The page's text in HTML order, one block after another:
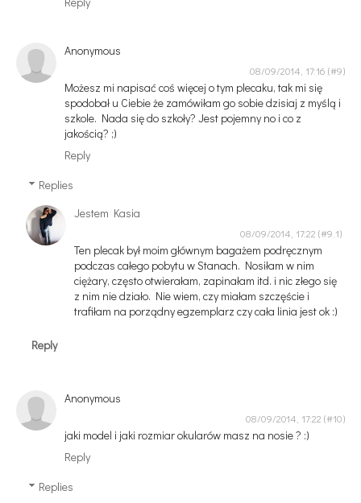
Anonymous
08/09/2014, 17:16
Możesz mi napisać coś więcej o tym plecaku, tak mi się
spodobał u Ciebie że zamówiłam go sobie dzisiaj z myślą i
szkole. Nada się do szkoły? Jest pojemny no i co z
jakością? ;)
Reply
Replies
Jestem Kasia
08/09/2014, 17:22
Ten plecak był moim głównym bagażem podręcznym
podczas całego pobytu w Stanach. Nosiłam w nim
ciężary, często otwierałam, zapinałam itd. i nic złego się
z nim nie działo. Nie wiem, czy miałam szczęście i
trafiłam na porządny egzemplarz czy cała linia jest ok :)
Reply
Anonymous
08/09/2014, 17:22
jaki model i jaki rozmiar okularów masz na nosie ? :)
Reply
Replies